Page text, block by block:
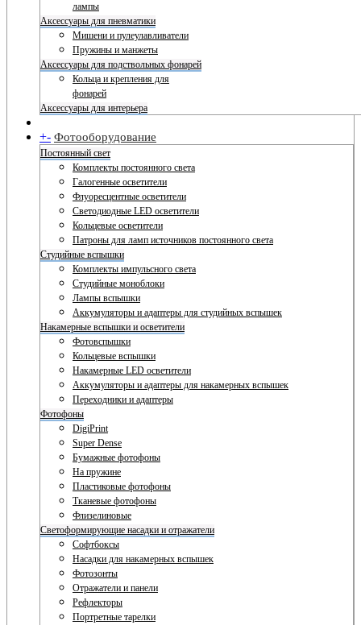
лампы
Аксессуары для пневматики
Мишени и пулеулавливатели
Пружины и манжеты
Аксессуары для подствольных фонарей
Кольца и крепления для
фонарей
Аксессуары для интерьера
+- Фотооборудование
Постоянный свет
Комплекты постоянного света
Галогенные осветители
Флуоресцентные осветители
Светодиодные LED осветители
Кольцевые осветители
Патроны для ламп источников постоянного света
Студийные вспышки
Комплекты импульсного света
Студийные моноблоки
Лампы вспышки
Аккумуляторы и адаптеры для студийных вспышек
Накамерные вспышки и осветители
Фотовспышки
Кольцевые вспышки
Накамерные LED осветители
Аккумуляторы и адаптеры для накамерных вспышек
Переходники и адаптеры
Фотофоны
DigiPrint
Super Dense
Бумажные фотофоны
На пружине
Пластиковые фотофоны
Тканевые фотофоны
Флизелиновые
Светоформирующие насадки и отражатели
Софтбоксы
Насадки для накамерных вспышек
Фотозонты
Отражатели и панели
Рефлекторы
Портретные тарелки